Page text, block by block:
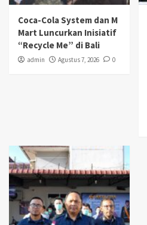
Coca-Cola System dan M
Mart Luncurkan Inisiatif
“Recycle Me” di Bali
admin Agustus 7, 2026 0